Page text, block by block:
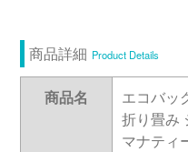
商品詳細 Product Details
商品名
エコバッ
折り畳み
マナティ